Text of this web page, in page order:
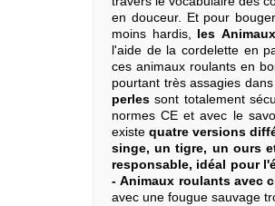
en douceur. Et pour
moins hardis, les
l'aide de la cordelette en
ces animaux roulants en
pourtant très assagies
perlessont totalement
normes CE et avec le
existequatre versions
singe, un tigre, un ours
responsable, idéal pour
- Animaux roulants avec
avec une fougue sauvage